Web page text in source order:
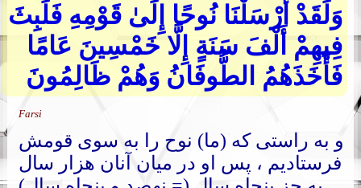
وَلَقَدْ أَرْسَلْنَا نُوحًا إِلَىٰ قَوْمِهِ فَلَبِثَ
فِيهِمْ أَلْفَ سَنَةٍ إِلَّا خَمْسِينَ عَامًا
فَأَخَذَهُمُ الطُّوفَانُ وَهُمْ ظَالِمُونَ
Farsi
و به راستی که (ما) نوح را به سوی قومش
فرستادیم ، پس او در میان آنان هزار سال